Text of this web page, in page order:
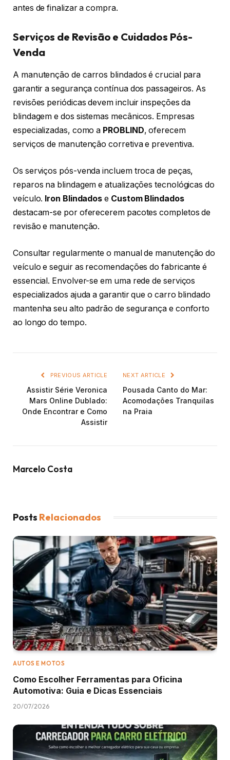
antes de finalizar a compra.
Serviços de Revisão e Cuidados Pós-
Venda
A manutenção de carros blindados é crucial para
garantir a segurança contínua dos passageiros. As
revisões periódicas devem incluir inspeções da
blindagem e dos sistemas mecânicos. Empresas
especializadas, como a PROBLIND, oferecem
serviços de manutenção corretiva e preventiva.
Os serviços pós-venda incluem troca de peças,
reparos na blindagem e atualizações tecnológicas do
veículo. Iron Blindados e Custom Blindados
destacam-se por oferecerem pacotes completos de
revisão e manutenção.
Consultar regularmente o manual de manutenção do
veículo e seguir as recomendações do fabricante é
essencial. Envolver-se em uma rede de serviços
especializados ajuda a garantir que o carro blindado
mantenha seu alto padrão de segurança e conforto
ao longo do tempo.
PREVIOUS ARTICLE
Assistir Série Veronica
Mars Online Dublado:
Onde Encontrar e Como
Assistir
NEXT ARTICLE
Pousada Canto do Mar:
Acomodações Tranquilas
na Praia
Marcelo Costa
Posts Relacionados
AUTOS E MOTOS
Como Escolher Ferramentas para Oficina
Automotiva: Guia e Dicas Essenciais
20/07/2026